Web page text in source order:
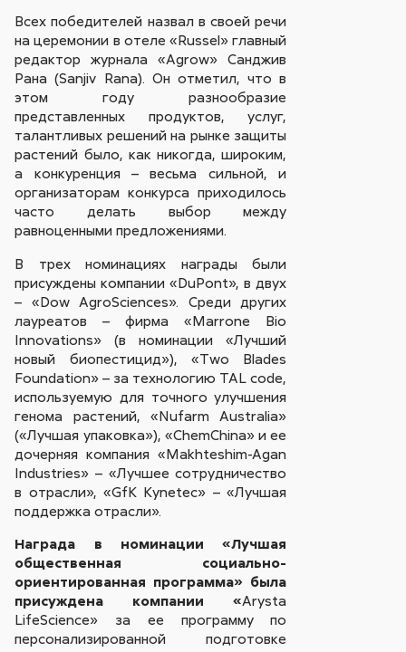
Всех победителей назвал в своей речи
на церемонии в отеле «Russel» главный
редактор журнала «Agrow» Санджив
Рана (Sanjiv Rana). Он отметил, что в
этом году разнообразие
представленных продуктов, услуг,
талантливых решений на рынке защиты
растений было, как никогда, широким,
а конкуренция – весьма сильной, и
организаторам конкурса приходилось
часто делать выбор между
равноценными предложениями.
В трех номинациях награды были
присуждены компании «DuPont», в двух
– «Dow AgroSciences». Среди других
лауреатов – фирма «Marrone Bio
Innovations» (в номинации «Лучший
новый биопестицид»), «Two Blades
Foundation» – за технологию TAL code,
используемую для точного улучшения
генома растений, «Nufarm Australia»
(«Лучшая упаковка»), «ChemChina» и ее
дочерняя компания «Makhteshim-Agan
Industries» – «Лучшее сотрудничество
в отрасли», «GfK Kynetec» – «Лучшая
поддержка отрасли».
Награда в номинации «Лучшая
общественная социально-
ориентированная программа» была
присуждена компании «Arysta
LifeScience» за ее программу по
персонализированной подготовке